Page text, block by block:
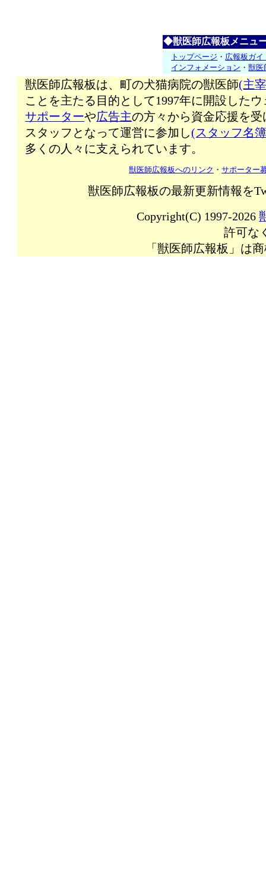
◆獣医師広報板メニュ
トップページ ・ 広報板ガイ
インフォメーション ・獣医
獣医師広報板は、町の犬猫病院の獣医師(主
ことを主たる目的として1997年に開設した
サポーターや広告主の方々から資金応援を受
スタッフとなって運営に参加し(スタッフ名
多くの人々に支えられています。
獣医師広報板へのリンク ・サポーター
獣医師広報板の最新更新情報を
Copyright(C) 1997-2026
許可な
「獣医師広報板」は